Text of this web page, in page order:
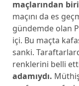
maçlarından
maçını da es
gündemde olan
içi. Bu maçta
sanki.
renklerini belli
adamıydı.